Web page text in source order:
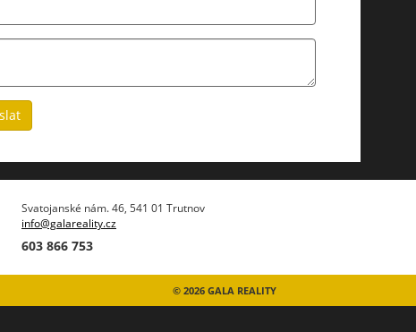
Svatojanské nám. 46, 541 01 Trutnov
info@galareality.cz
603 866 753
© 2026 GALA REALITY